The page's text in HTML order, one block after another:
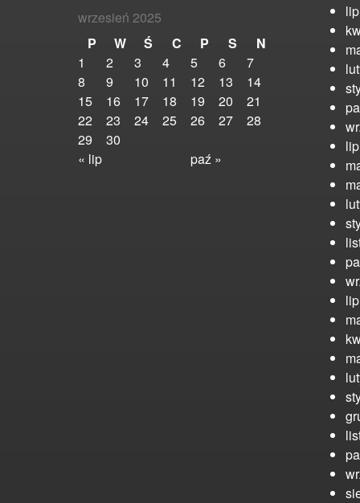
wrzesień 2025
P
W Ś C P S N
« lip paź »
1 2 3 4 5 6
7
8
9 10 11 12 13
14
15
16 17 18 19 20
21
22
23 24 25 26 27
28
29
30